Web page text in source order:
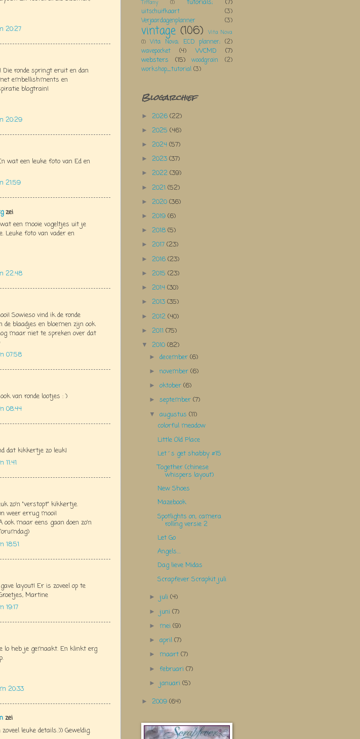
20:27
Die ronde springt eruit en dan
embellishments en
blogtrain!
20:29
wat een leuke foto van Ed en
21:59
zei
een mooie vogeltjes uit je
Leuke foto van vader en
22:48
Sowieso vind ik de ronde
blaadjes en bloemen zijn ook
maar niet te spreken over dat
07:58
van ronde lootjes : )
08:44
dat kikkertje zo leuk!
zo'n "verstopt" kikkertje.
weer errug mooi!
ook maar eens gaan doen zo'n
18:51
layout! Er is zoveel op te
Martine
19:17
lo heb je gemaakt. En klinkt erg
20:33
zei
leuke details.:)) Geweldig.
Tiffany (1) tutorials; (7)
uitschuifkaart
(3)
Verjaardagenplanner
(3)
vintage (106)
Vita Nova
(1) Vita Nova; ECD planner; (2)
wavepocket
(4) WCMD
(7)
websters
(15) woodgrain
(2)
workshop_tutorial (3)
Blogarchief
► 2026 (22)
► 2025 (46)
► 2024 (57)
► 2023 (37)
► 2022 (39)
► 2021 (52)
► 2020 (36)
► 2019 (6)
► 2018 (5)
► 2017 (23)
► 2016 (23)
► 2015 (23)
► 2014 (30)
► 2013 (35)
► 2012 (40)
► 2011 (75)
▼ 2010 (82)
►december(6)
►november(6)
►oktober(6)
►september(7)
▼augustus(11)
colorful meadow
Little Old Place
Let´s get shabby #15
Together (chinese
whispers layout)
New Shoes
Mazebook
Spotlights on, camera
rolling versie 2
Let Go
Angels....
Dag lieve Midas
Scrapfever Scrapkit juli
► juli(4)
► juni(7)
► mei(9)
►april(7)
► maart(7)
►februari(7)
► januari(5)
► 2009 (64)